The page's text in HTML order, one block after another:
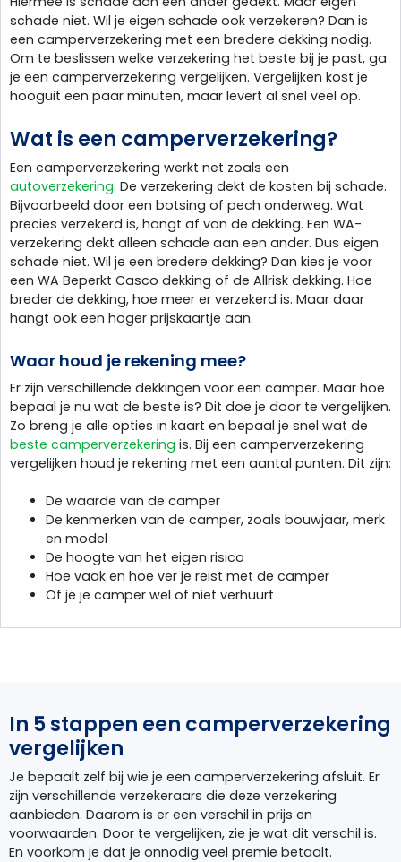
schade niet. Wil je eigen schade ook verzekeren? Dan is
een camperverzekering met een bredere dekking nodig.
Om te beslissen welke verzekering het beste bij je past, ga
je een camperverzekering vergelijken. Vergelijken kost je
hooguit een paar minuten, maar levert al snel veel op.
Wat is een camperverzekering?
Een camperverzekering werkt net zoals een
autoverzekering. De verzekering dekt de kosten bij schade.
Bijvoorbeeld door een botsing of pech onderweg. Wat
precies verzekerd is, hangt af van de dekking. Een WA-
verzekering dekt alleen schade aan een ander. Dus eigen
schade niet. Wil je een bredere dekking? Dan kies je voor
een WA Beperkt Casco dekking of de Allrisk dekking. Hoe
breder de dekking, hoe meer er verzekerd is. Maar daar
hangt ook een hoger prijskaartje aan.
Waar houd je rekening mee?
Er zijn verschillende dekkingen voor een camper. Maar hoe
bepaal je nu wat de beste is? Dit doe je door te vergelijken.
Zo breng je alle opties in kaart en bepaal je snel wat de
beste camperverzekering is. Bij een camperverzekering
vergelijken houd je rekening met een aantal punten. Dit zijn:
De waarde van de camper
De kenmerken van de camper, zoals bouwjaar, merk
en model
De hoogte van het eigen risico
Hoe vaak en hoe ver je reist met de camper
Of je je camper wel of niet verhuurt
In 5 stappen een camperverzekering
vergelijken
Je bepaalt zelf bij wie je een camperverzekering afsluit. Er
zijn verschillende verzekeraars die deze verzekering
aanbieden. Daarom is er een verschil in prijs en
voorwaarden. Door te vergelijken, zie je wat dit verschil is.
En voorkom je dat je onnodig veel premie betaalt.